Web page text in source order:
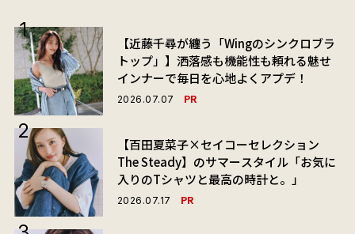
【近藤千尋が纏う「Wingのシンクロブラ
トップ」】洒落感も機能性も頼れる魅せ
インナーで毎日を心地よくアプデ！
2026.07.07 PR
【百田夏菜子×セイコーセレクション
The Steady】のサマースタイル「お気に
入りのTシャツと最高の時計と。」
2026.07.17 PR